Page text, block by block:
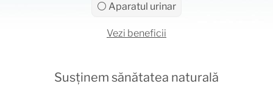
⚪ Aparatul urinar
Vezi beneficii
Susținem sănătatea naturală